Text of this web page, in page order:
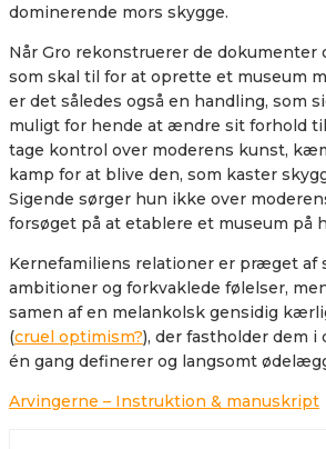
dominerende mors skygge.
Når Gro rekonstruerer de dokumenter
som skal til for at oprette et museum
er det således også en handling, som
muligt for hende at ændre sit forhold
tage kontrol over moderens kunst,
kamp for at blive den, som kaster
Sigende sørger hun ikke over
forsøget på at etablere et museum på
Kernefamiliens relationer er præget af
ambitioner og forkvaklede følelser,
samen af en melankolsk gensidig
(cruel optimism?), der fastholder dem i
én gang definerer og langsomt
Arvingerne – Instruktion & manuskript